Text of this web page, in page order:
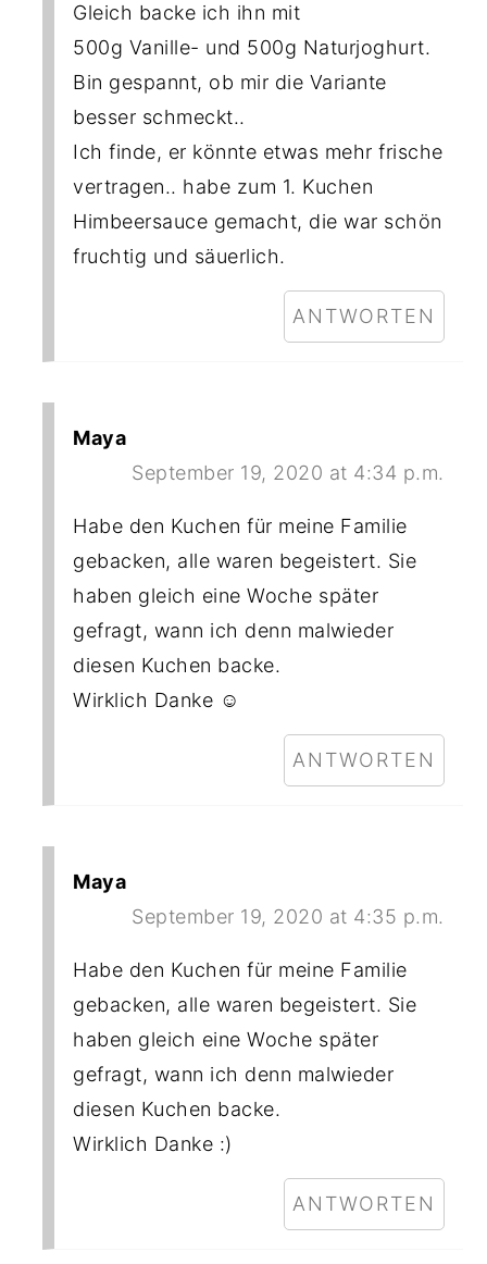
Gleich backe ich ihn mit
500g Vanille- und 500g Naturjoghurt.
Bin gespannt, ob mir die Variante
besser schmeckt..
Ich finde, er könnte etwas mehr frische
vertragen.. habe zum 1. Kuchen
Himbeersauce gemacht, die war schön
fruchtig und säuerlich.
ANTWORTEN
Maya
September 19, 2020 at 4:34 p.m.
Habe den Kuchen für meine Familie
gebacken, alle waren begeistert. Sie
haben gleich eine Woche später
gefragt, wann ich denn malwieder
diesen Kuchen backe.
Wirklich Danke ☺️
ANTWORTEN
Maya
September 19, 2020 at 4:35 p.m.
Habe den Kuchen für meine Familie
gebacken, alle waren begeistert. Sie
haben gleich eine Woche später
gefragt, wann ich denn malwieder
diesen Kuchen backe.
Wirklich Danke :)
ANTWORTEN